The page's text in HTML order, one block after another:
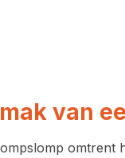
van
omtrent